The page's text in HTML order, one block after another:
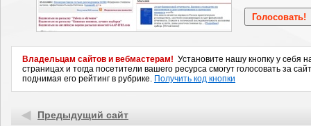
Владельцам сайтов и вебмастерам! Установите нашу кнопку у себя
страницах и тогда посетители вашего ресурса смогут голосовать за
поднимая его рейтинг в рубрике. Получить код кнопки
Предыдущий сайт